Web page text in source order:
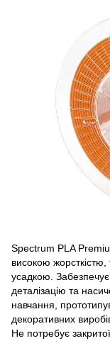
Spectrum PLA
високою
усадкою.
деталізацію та
навчання,
декоративних
Не потребує